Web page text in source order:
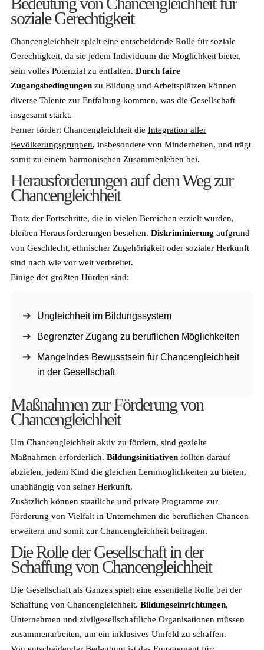
soziale Gerechtigkeit
Chancengleichheit spielt eine entscheidende Rolle für soziale
Gerechtigkeit, da sie jedem Individuum die Möglichkeit bietet,
sein volles Potenzial zu entfalten. Durch faire
Zugangsbedingungen zu Bildung und Arbeitsplätzen können
diverse Talente zur Entfaltung kommen, was die Gesellschaft
insgesamt stärkt.
Ferner fördert Chancengleichheit die Integration aller
Bevölkerungsgruppen, insbesondere von Minderheiten, und trägt
somit zu einem harmonischen Zusammenleben bei.
Herausforderungen auf dem Weg zur
Chancengleichheit
Trotz der Fortschritte, die in vielen Bereichen erzielt wurden,
bleiben Herausforderungen bestehen. Diskriminierung aufgrund
von Geschlecht, ethnischer Zugehörigkeit oder sozialer Herkunft
sind nach wie vor weit verbreitet.
Einige der größten Hürden sind:
Ungleichheit im Bildungssystem
Begrenzter Zugang zu beruflichen Möglichkeiten
Mangelndes Bewusstsein für Chancengleichheit
in der Gesellschaft
Maßnahmen zur Förderung von
Chancengleichheit
Um Chancengleichheit aktiv zu fördern, sind gezielte
Maßnahmen erforderlich. Bildungsinitiativen sollten darauf
abzielen, jedem Kind die gleichen Lernmöglichkeiten zu bieten,
unabhängig von seiner Herkunft.
Zusätzlich können staatliche und private Programme zur
Förderung von Vielfalt in Unternehmen die beruflichen Chancen
erweitern und somit zur Chancengleichheit beitragen.
Die Rolle der Gesellschaft in der
Schaffung von Chancengleichheit
Die Gesellschaft als Ganzes spielt eine essentielle Rolle bei der
Schaffung von Chancengleichheit. Bildungseinrichtungen,
Unternehmen und zivilgesellschaftliche Organisationen müssen
zusammenarbeiten, um ein inklusives Umfeld zu schaffen.